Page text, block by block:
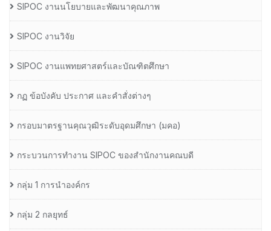
SIPOC งานนโยบายและพัฒนาคุณภาพ
SIPOC งานวิจัย
SIPOC งานแพทยศาสตร์และบัณฑิตศึกษา
กฏ ข้อบังคับ ประกาศ และคำสั่งต่างๆ
กรอบมาตรฐานคุณวุฒิระดับอุดมศึกษา (มคอ)
กระบวนการทำงาน SIPOC ของสำนักงานคณบดี
กลุ่ม 1 การนำองค์กร
กลุ่ม 2 กลยุทธ์